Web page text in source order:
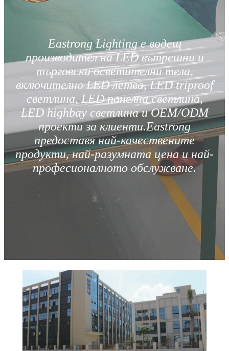
Eastrong Lighting е водещ
производител на LED вътрешни и
търговски осветителни тела,
включително LED летва, LED triproof
светлина, LED панелна светлина,
LED highbay светлина и OEM/ODM
проекти за клиенти.Eastrong
предоставя най-качествените
продукти, най-разумната цена и най-
професионалното обслужване.